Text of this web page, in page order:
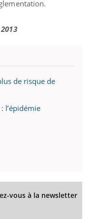
de risque de
l’épidémie
vous à la newsletter